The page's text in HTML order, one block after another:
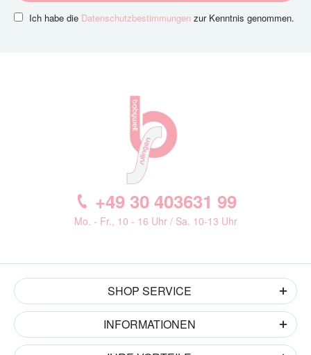
Ich habe die Datenschutzbestimmungen zur Kenntnis genommen.
+49 30 403631 99
Mo. - Fr., 10 - 16 Uhr / Sa. 10-13 Uhr
SHOP SERVICE
INFORMATIONEN